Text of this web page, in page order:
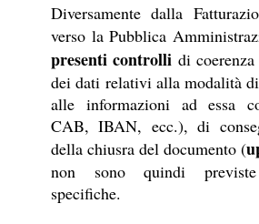
Diversamente dalla
verso la Pubblica
presenti controlli di
dei dati relativi alla modalità
alle informazioni ad essa
CAB, IBAN, ecc.), di
della chiusra del documento (
non sono quindi previste
specifiche.